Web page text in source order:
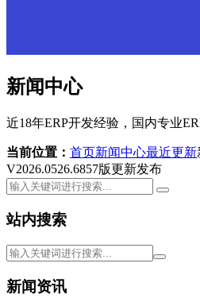
新闻中心
近18年ERP开发经验，国内专业
当前位置： 首页新闻中心最近更新
V2026.0526.6857版更新发布
站内搜索
新闻资讯